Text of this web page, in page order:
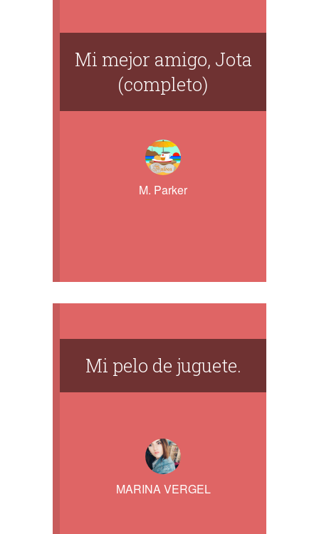
Mi mejor amigo, Jota
(completo)
M. Parker
Mi pelo de juguete.
MARINA VERGEL